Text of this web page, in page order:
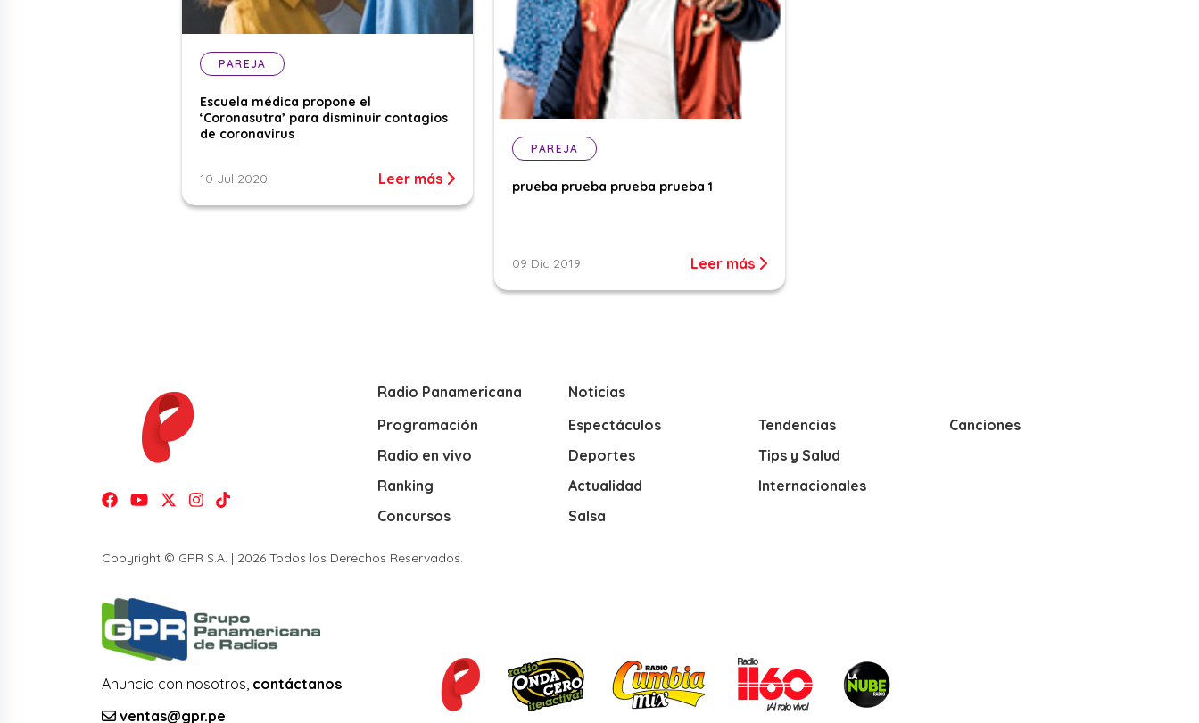
PAREJA
Escuela médica propone el
‘Coronasutra’ para disminuir contagios
de coronavirus
10 Jul 2020 Leer más
PAREJA
prueba prueba prueba prueba 1
09 Dic 2019 Leer más
Radio Panamericana
Programación
Radio en vivo
Ranking
Concursos
Noticias
Espectáculos
Deportes
Actualidad
Salsa
Tendencias
Tips y Salud
Internacionales
Canciones
Copyright © GPR S.A. | 2026 Todos los Derechos Reservados.
Anuncia con nosotros, contáctanos
ventas@gpr.pe